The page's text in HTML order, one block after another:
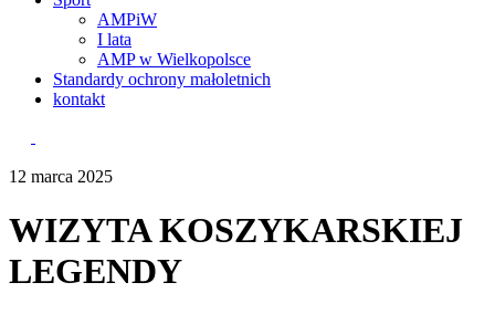
AMPiW
I lata
AMP w Wielkopolsce
Standardy ochrony małoletnich
kontakt
12 marca 2025
WIZYTA KOSZYKARSKIEJ
LEGENDY